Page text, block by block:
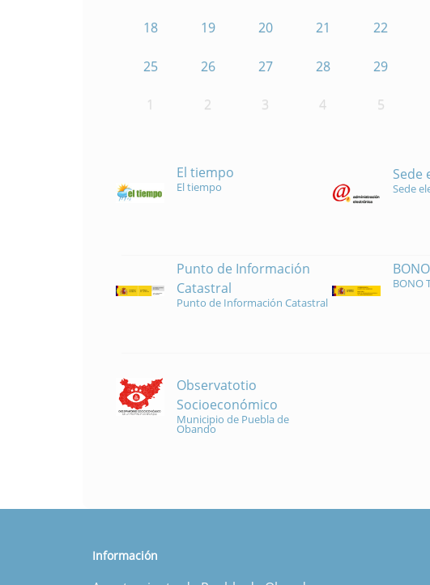
18 19 20 21 22
25 26 27 28 29
1 2 3 4 5
El tiempo
El tiempo
Sede
Sede
Punto de Información
Catastral
Punto de Información Catastral
BONO
Observatotio
Socioeconómico
Municipio de Puebla de
Obando
Información